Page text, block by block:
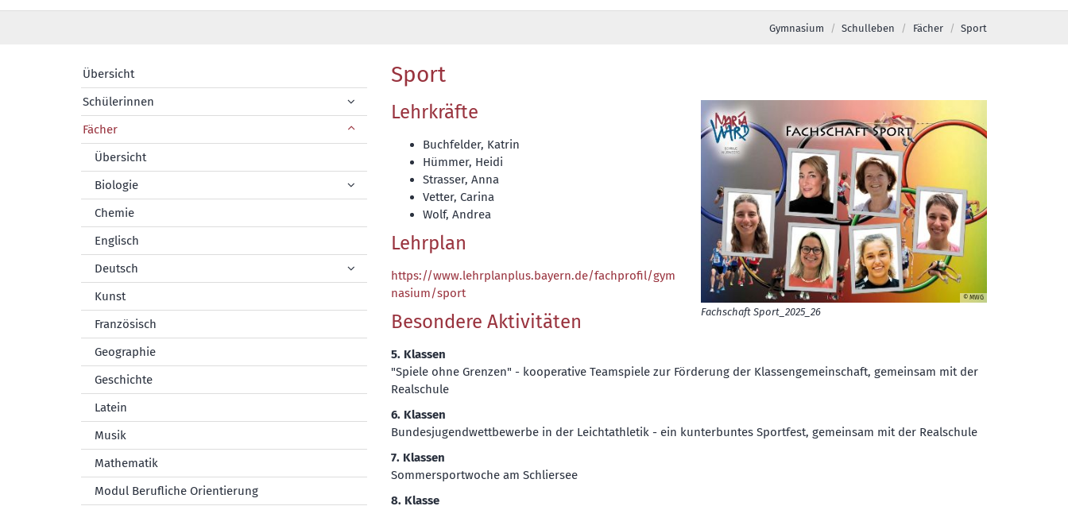
Gymnasium Schulleben Fächer Sport
Sport
© MWG
Fachschaft Sport_2025_26
Lehrkräfte
Buchfelder, Katrin
Hümmer, Heidi
Strasser, Anna
Vetter, Carina
Wolf, Andrea
Lehrplan
https://www.lehrplanplus.bayern.de/fachprofil/gym
nasium/sport
Besondere Aktivitäten
5. Klassen
"Spiele ohne Grenzen" - kooperative Teamspiele zur Förderung der Klassengemeinschaft, gemeinsam mit der
Realschule
6. Klassen
Bundesjugendwettbewerbe in der Leichtathletik - ein kunterbuntes Sportfest, gemeinsam mit der Realschule
7. Klassen
Sommersportwoche am Schliersee
8. Klasse
Übersicht
Schülerinnen
Fächer
Übersicht
Biologie
Chemie
Englisch
Deutsch
Kunst
Französisch
Geographie
Geschichte
Latein
Musik
Mathematik
Modul Berufliche Orientierung